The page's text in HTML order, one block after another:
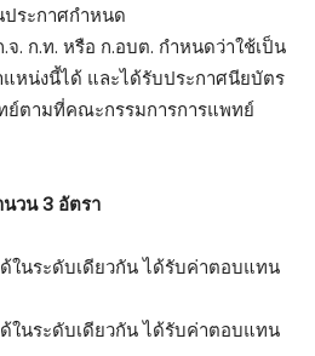
ระกาศกำหนด
. ก.ท. หรือ ก.อบต. กำหนดว่าใช้เป็น
หน่งนี้ได้ และได้รับประกาศนียบัตร
ย์ตามที่คณะกรรมการการแพทย์
วน 3 อัตรา
นระดับเดียวกัน ได้รับค่าตอบแทน
นระดับเดียวกัน ได้รับค่าตอบแทน